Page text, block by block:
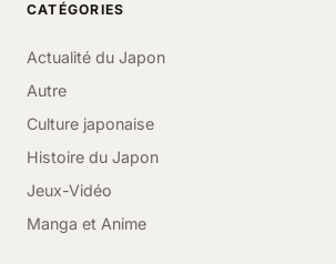
CATÉGORIES
Actualité du Japon
Autre
Culture japonaise
Histoire du Japon
Jeux-Vidéo
Manga et Anime